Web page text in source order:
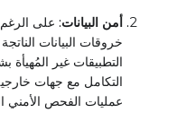
أمن البيانات: على
خروقات البيانات
التطبيقات غير
التكامل مع جهات
عمليات الفحص الأمني